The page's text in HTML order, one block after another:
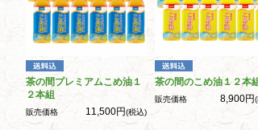
茶の間プレミアムこめ油１
２本組
販売価格 11,500円(税込)
茶の間のこめ油１２本
販売価格 8,900円